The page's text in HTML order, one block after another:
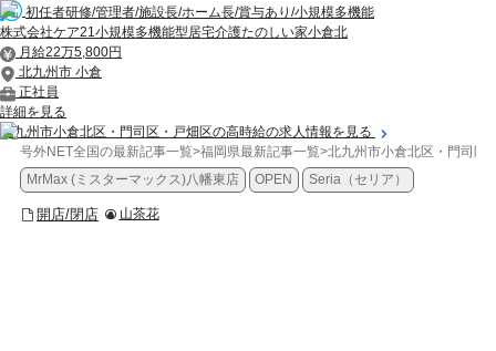
初任者研修/管理者/施設長/ホーム長/賞与あり/小規模多機能
株式会社ケア21小規模多機能型居宅介護たのしい家小倉北
月給22万5,800円
北九州市 小倉
正社員
詳細を見る
北九州市小倉北区・門司区・戸畑区の高時給の求人情報を見る
号外NET全国の最新記事一覧>福岡県最新記事一覧>北九州市小倉北区・門司区
MrMax (ミスターマックス)八幡東店
OPEN Seria（セリア）
開店/閉店 山茶花